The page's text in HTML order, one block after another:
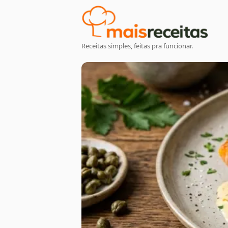
Receitas simples, feitas pra funcionar.